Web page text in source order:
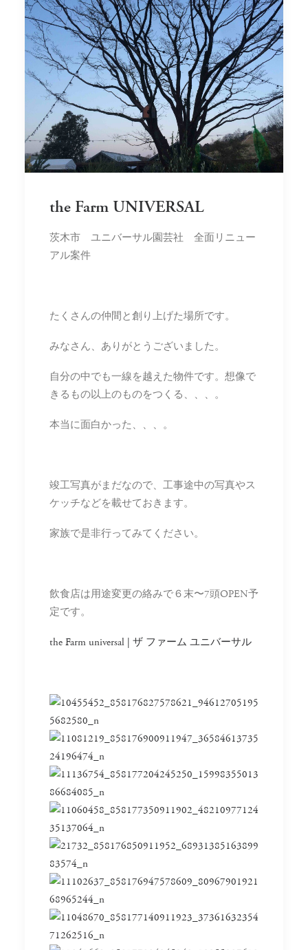
the Farm UNIVERSAL
茨木市 ユニバーサル園芸社 全面リニュー
アル案件
たくさんの仲間と創り上げた場所です。
みなさん、ありがとうございました。
自分の中でも一線を越えた物件です。想像で
きるもの以上のものをつくる、、、。
本当に面白かった、、、。
竣工写真がまだなので、工事途中の写真やス
ケッチなどを載せておきます。
家族で是非行ってみてください。
飲食店は用途変更の絡みで６末〜7頭OPEN予
定です。
the Farm universal | ザ ファーム ユニバーサル